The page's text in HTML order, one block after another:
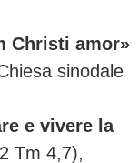
Christi amor»
sinodale
e vivere la
Tm 4,7),